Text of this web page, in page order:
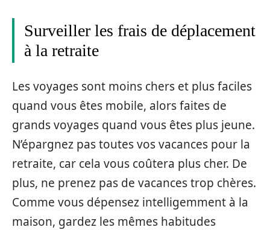
Surveiller les frais de déplacement
à la retraite
Les voyages sont moins chers et plus faciles
quand vous êtes mobile, alors faites de
grands voyages quand vous êtes plus jeune.
N’épargnez pas toutes vos vacances pour la
retraite, car cela vous coûtera plus cher. De
plus, ne prenez pas de vacances trop chères.
Comme vous dépensez intelligemment à la
maison, gardez les mêmes habitudes